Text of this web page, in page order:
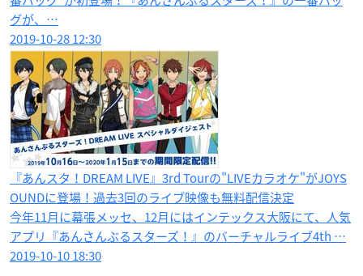
グが、…
2019-10-28 12:30
『あんスタ！DREAM LIVE』3rd Tourの"LIVEカラオケ"がJOYS
OUNDに登場！過去3回のライブ映像も無料配信決定
今年11月に幕張メッセ、12月にはインテックス大阪にて、人気
アプリ『あんさんぶるスターズ！』のバーチャルライブ4th …
2019-10-10 18:30